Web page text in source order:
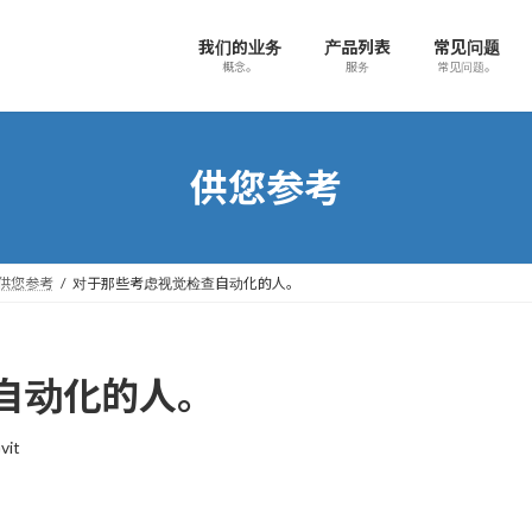
我们的业务
概念。
产品列表
服务
常见问题
常见问题。
供您参考
您参考 对于那些考虑视觉检查自动化的人。
化的人。